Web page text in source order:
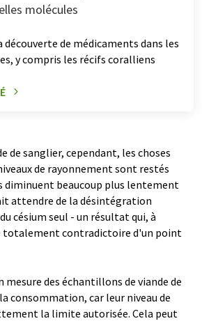
molécules
de médicaments dans les
y compris les récifs coralliens
de sanglier, cependant, les choses
de rayonnement sont restés
diminuent beaucoup plus lentement
attendre de la désintégration
césium seul - un résultat qui, à
totalement contradictoire d'un point
mesure des échantillons de viande de
consommation, car leur niveau de
la limite autorisée. Cela peut